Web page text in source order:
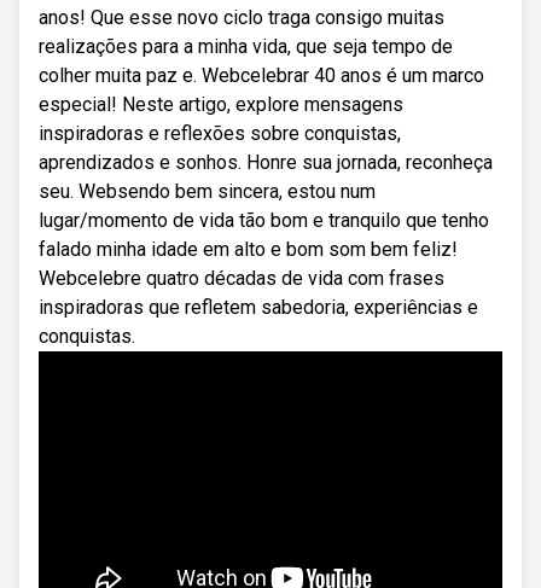
anos! Que esse novo ciclo traga consigo muitas
realizações para a minha vida, que seja tempo de
colher muita paz e. Webcelebrar 40 anos é um marco
especial! Neste artigo, explore mensagens
inspiradoras e reflexões sobre conquistas,
aprendizados e sonhos. Honre sua jornada, reconheça
seu. Websendo bem sincera, estou num
lugar/momento de vida tão bom e tranquilo que tenho
falado minha idade em alto e bom som bem feliz!
Webcelebre quatro décadas de vida com frases
inspiradoras que refletem sabedoria, experiências e
conquistas.